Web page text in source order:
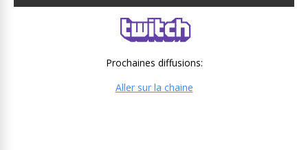
Prochaines diffusions:
Aller sur la chaine